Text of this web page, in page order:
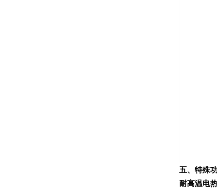
五、特殊
耐高温电